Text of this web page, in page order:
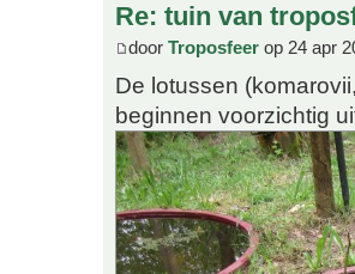
Re: tuin van
door Troposfeer op 24 apr
De lotussen
beginnen voorzichtig